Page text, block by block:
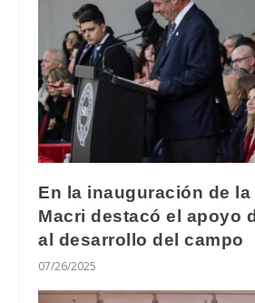
En la inauguración de la
Macri destacó el apoyo
al desarrollo del campo
07/26/2025